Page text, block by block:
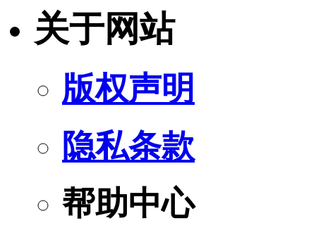
关于网站
版权声明
隐私条款
帮助中心